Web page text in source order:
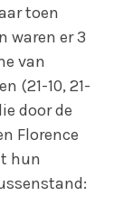
toen
waren er 3
van
(21-10, 21-
door de
Florence
hun